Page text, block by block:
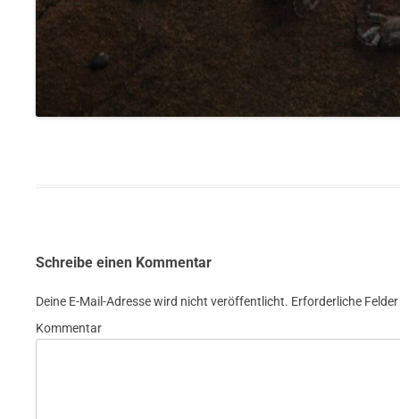
Schreibe einen Kommentar
Deine E-Mail-Adresse wird nicht veröffentlicht. Erforderliche
Kommentar